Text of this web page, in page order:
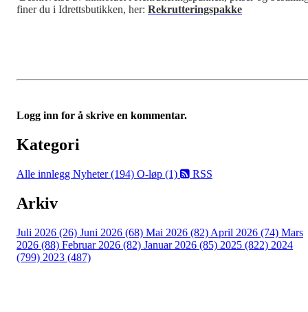
finer du i Idrettsbutikken, her: Rekrutteringspakke
Logg inn for å skrive en kommentar.
Kategori
Alle innlegg Nyheter (194) O-løp (1) RSS
Arkiv
Juli 2026 (26) Juni 2026 (68) Mai 2026 (82) April 2026 (74) Mars
2026 (88) Februar 2026 (82) Januar 2026 (85) 2025 (822) 2024
(799) 2023 (487)